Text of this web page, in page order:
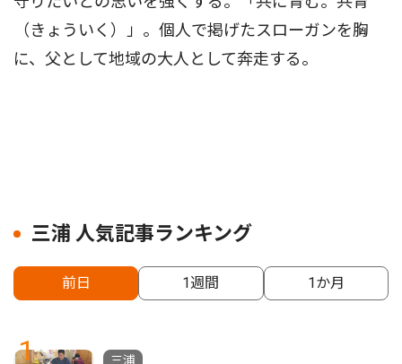
（きょういく）」。個人で掲げたスローガンを胸
に、父として地域の大人として奔走する。
三浦 人気記事ランキング
前日 1週間 1か月
1
三浦